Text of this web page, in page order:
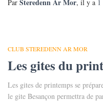
Par Steredenn Ar Mor, il y a
CLUB STEREDENN AR MOR
Les gites du
Les gites de printemps se
le gite Besançon permettra de